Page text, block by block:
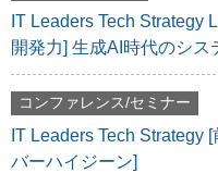
IT Leaders Tech Strategy
開発力] 生成AI時代のシス
コンファレンス/セミナー
IT Leaders Tech Strategy
バーハイジーン]